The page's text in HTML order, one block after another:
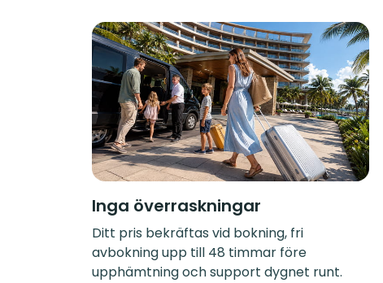
Inga överraskningar
Ditt pris bekräftas vid bokning, fri
avbokning upp till 48 timmar före
upphämtning och support dygnet runt.